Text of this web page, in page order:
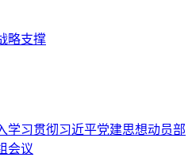
略支撑
学习贯彻习近平党建思想动员部
会议